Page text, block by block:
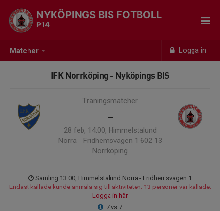
Matcher Logga in
NYKÖPINGS BIS FOTBOLL
P14
IFK Norrköping - Nyköpings BIS
Träningsmatcher
-
28 feb, 14:00, Himmelstalund
Norra - Fridhemsvägen 1 602 13
Norrköping
Samling 13:00, Himmelstalund Norra - Fridhemsvägen 1
Endast kallade kunde anmäla sig till aktiviteten. 13 personer var kallade.
Logga in här
7 vs 7